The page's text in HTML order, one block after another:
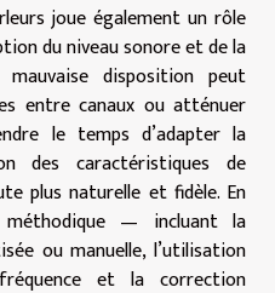
joue également un rôle
du niveau sonore et de la
disposition peut
entre canaux ou atténuer
le temps d’adapter la
des caractéristiques de
plus naturelle et fidèle. En
— incluant la
ou manuelle, l’utilisation
et la correction